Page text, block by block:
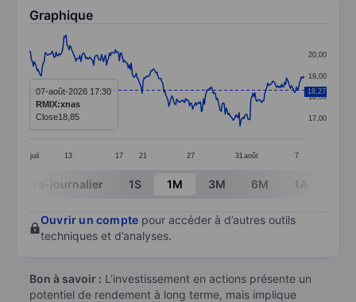
Graphique
Line chart with 279 data points.
The chart has 1 X axis displaying categories.
The chart has 1 Y axis displaying values. Data
juil. 13 17 21 27 31 août 7
17,00
18,00
19,00
20,00
18,27
07-août-2026 17:30
RMIX:xnas
Close18,85
End of interactive chart.
Intra-journalier 1S 1M 3M 6M 1A
Ouvrir un compte pour accéder à d’autres outils
techniques et d’analyses.
Bon à savoir : L’investissement en actions présente un
potentiel de rendement à long terme, mais implique